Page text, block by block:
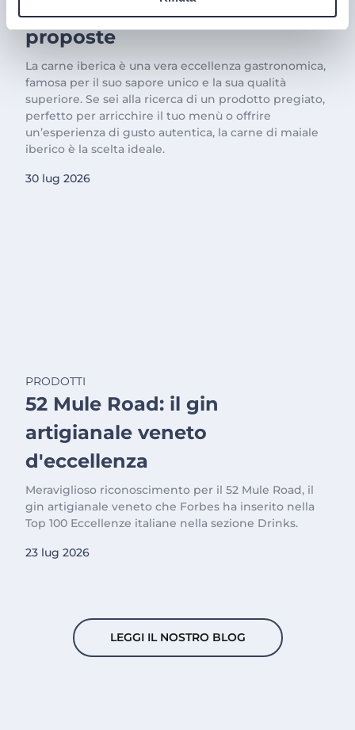
Carne Iberica: le nostre
proposte
La carne iberica è una vera eccellenza gastronomica,
famosa per il suo sapore unico e la sua qualità
superiore. Se sei alla ricerca di un prodotto pregiato,
perfetto per arricchire il tuo menù o offrire
un’esperienza di gusto autentica, la carne di maiale
iberico è la scelta ideale.
30 lug 2026
PRODOTTI
52 Mule Road: il gin
artigianale veneto
d'eccellenza
Meraviglioso riconoscimento per il 52 Mule Road, il
gin artigianale veneto che Forbes ha inserito nella
Top 100 Eccellenze italiane nella sezione Drinks.
23 lug 2026
LEGGI IL NOSTRO BLOG